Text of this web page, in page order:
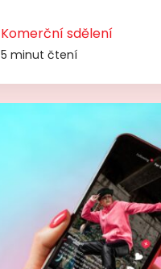
Komerční sdělení
5 minut čtení